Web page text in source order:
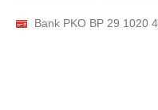
Bank PKO BP 29 1020